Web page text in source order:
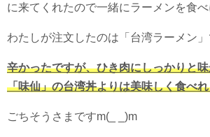
に来てくれたので一緒にラーメンを食べ
わたしが注文したのは「台湾ラーメン」
辛かったですが、ひき肉にしっかりと
「味仙」の台湾丼よりは美味しく食べ
ごちそうさまですm(_ _)m